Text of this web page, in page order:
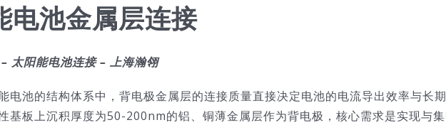
电池金属层连接
太阳能电池连接 – 上海瀚翎
电池的结构体系中，背电极金属层的连接质量直接决定电池的电流导出效率与长
基板上沉积厚度为50-200nm的铝、铜薄金属层作为背电极，核心需求是实现与